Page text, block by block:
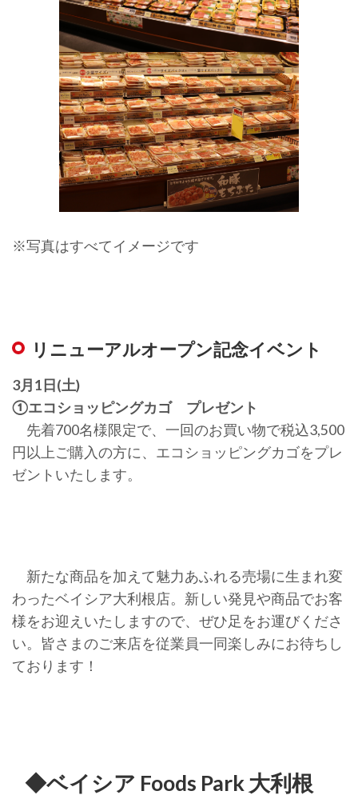
※写真はすべてイメージです
リニューアルオープン記念イベント
3月1日(土)
①エコショッピングカゴ プレゼント
先着700名様限定で、一回のお買い物で税込3,500
円以上ご購入の方に、エコショッピングカゴをプレ
ゼントいたします。
新たな商品を加えて魅力あふれる売場に生まれ変
わったベイシア大利根店。新しい発見や商品でお客
様をお迎えいたしますので、ぜひ足をお運びくださ
い。皆さまのご来店を従業員一同楽しみにお待ちし
ております！
◆ベイシア Foods Park 大利根